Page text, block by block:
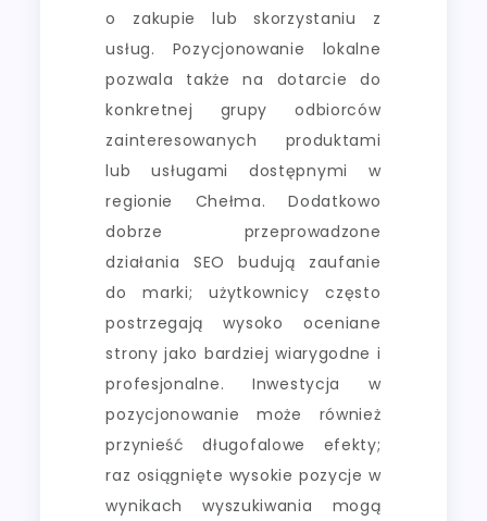
o zakupie lub skorzystaniu z
usług. Pozycjonowanie lokalne
pozwala także na dotarcie do
konkretnej grupy odbiorców
zainteresowanych produktami
lub usługami dostępnymi w
regionie Chełma. Dodatkowo
dobrze przeprowadzone
działania SEO budują zaufanie
do marki; użytkownicy często
postrzegają wysoko oceniane
strony jako bardziej wiarygodne i
profesjonalne. Inwestycja w
pozycjonowanie może również
przynieść długofalowe efekty;
raz osiągnięte wysokie pozycje w
wynikach wyszukiwania mogą